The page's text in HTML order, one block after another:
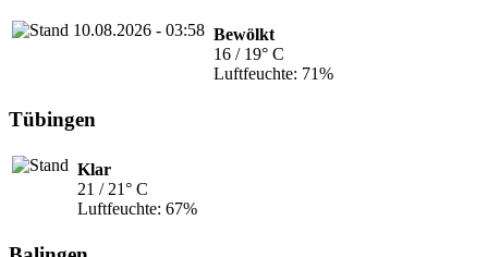
Bewölkt
16 / 19° C
Luftfeuchte: 71%
Tübingen
Klar
21 / 21° C
Luftfeuchte: 67%